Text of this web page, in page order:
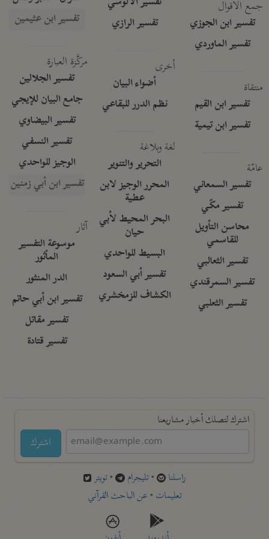
جمع الأقوال
تفسير ابن الجوزي
تفسير الماوردي
منتقاة
تفسير ابن القيم
تفسير ابن تيمية
عامّة
تفسير السمعاني
تفسير مكّي
محاسن التأويل
للقاسمي
تفسير الثعالبي
تفسير السمرقندي
تفسير الثعلبي
تفسير الرازي
أخرى
أضواء البيان
نظم الدرر للبقاعي
لغة وبلاغة
التحرير والتنوير
المحرر الوجيز لابن
عطية
البحر المحيط لأبي
حيان
البسيط للواحدي
تفسير أبي السعود
الكشاف للزمخشري
تفسير ابن عثيمين
مركَّزة العبارة
تفسير الجلالين
جامع البيان للإيجي
تفسير البيضاوي
تفسير النسفي
الوجيز للواحدي
تفسير ابن أبي زمنين
آثار
موسوعة التفسير
المأثور
الدر المنثور
تفسير ابن أبي حاتم
تفسير مقاتل
تفسير قتادة
اشترك لتصلك أخبار مشاريعنا
اشترك
راسلنا •تليجرام •تويتر
تعليمات •عن الباحث القرآني